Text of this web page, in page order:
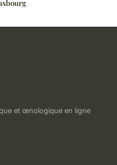
et œnologique en ligne